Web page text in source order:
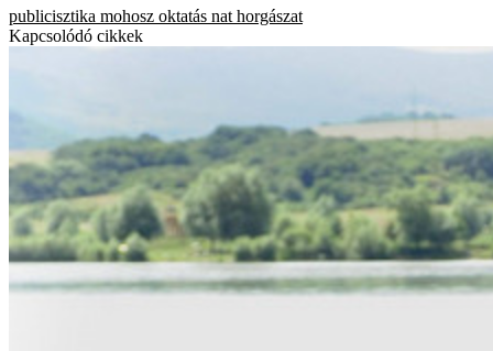
publicisztika mohosz oktatás nat horgászat
Kapcsolódó cikkek